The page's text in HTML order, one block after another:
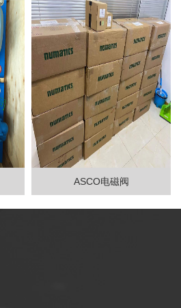
ASCO电磁阀